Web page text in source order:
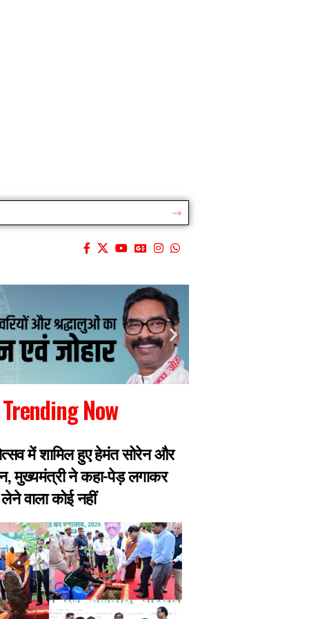
Trending Now
में शामिल हुए हेमंत सोरेन और
मुख्यमंत्री ने कहा-पेड़ लगाकर
वाला कोई नहीं